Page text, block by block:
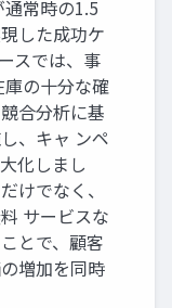
常時の1.5
した成功ケ
スでは、事
の十分な確
合分析に基
、キャ ンペ
化しまし
けでなく、
サービスな
とで、顧客
増加を同時